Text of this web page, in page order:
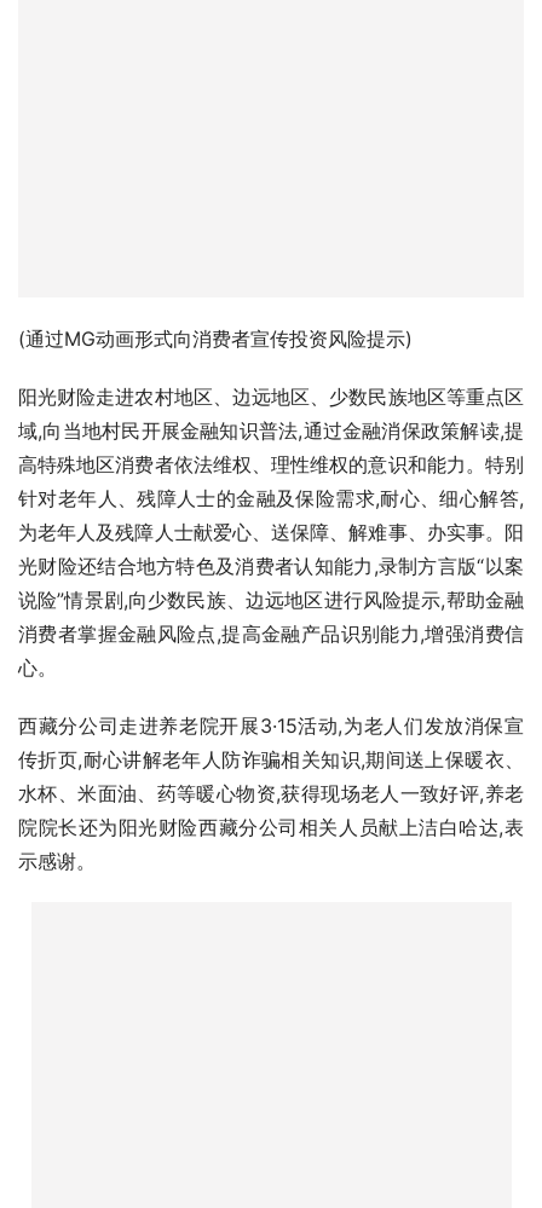
(通过MG动画形式向消费者宣传投资风险提示)
阳光财险走进农村地区、边远地区、少数民族地区等重点区
域,向当地村民开展金融知识普法,通过金融消保政策解读,提
高特殊地区消费者依法维权、理性维权的意识和能力。特别
针对老年人、残障人士的金融及保险需求,耐心、细心解答,
为老年人及残障人士献爱心、送保障、解难事、办实事。阳
光财险还结合地方特色及消费者认知能力,录制方言版“以案
说险”情景剧,向少数民族、边远地区进行风险提示,帮助金融
消费者掌握金融风险点,提高金融产品识别能力,增强消费信
心。
西藏分公司走进养老院开展3·15活动,为老人们发放消保宣
传折页,耐心讲解老年人防诈骗相关知识,期间送上保暖衣、
水杯、米面油、药等暖心物资,获得现场老人一致好评,养老
院院长还为阳光财险西藏分公司相关人员献上洁白哈达,表
示感谢。